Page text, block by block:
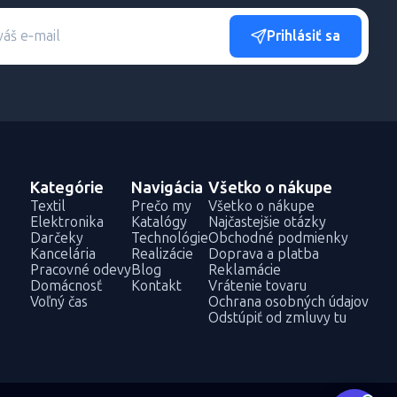
Prihlásiť sa
Kategórie
Textil
Elektronika
Darčeky
Kancelária
Pracovné odevy
Domácnosť
Voľný čas
Navigácia
Prečo my
Katalógy
Technológie
Realizácie
Blog
Kontakt
Všetko o nákupe
Všetko o nákupe
Najčastejšie otázky
Obchodné podmienky
Doprava a platba
Reklamácie
Vrátenie tovaru
Ochrana osobných údajov
Odstúpiť od zmluvy tu